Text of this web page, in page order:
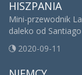
HISZPANIA
Mini-przewodnik
daleko od
2020-09-11